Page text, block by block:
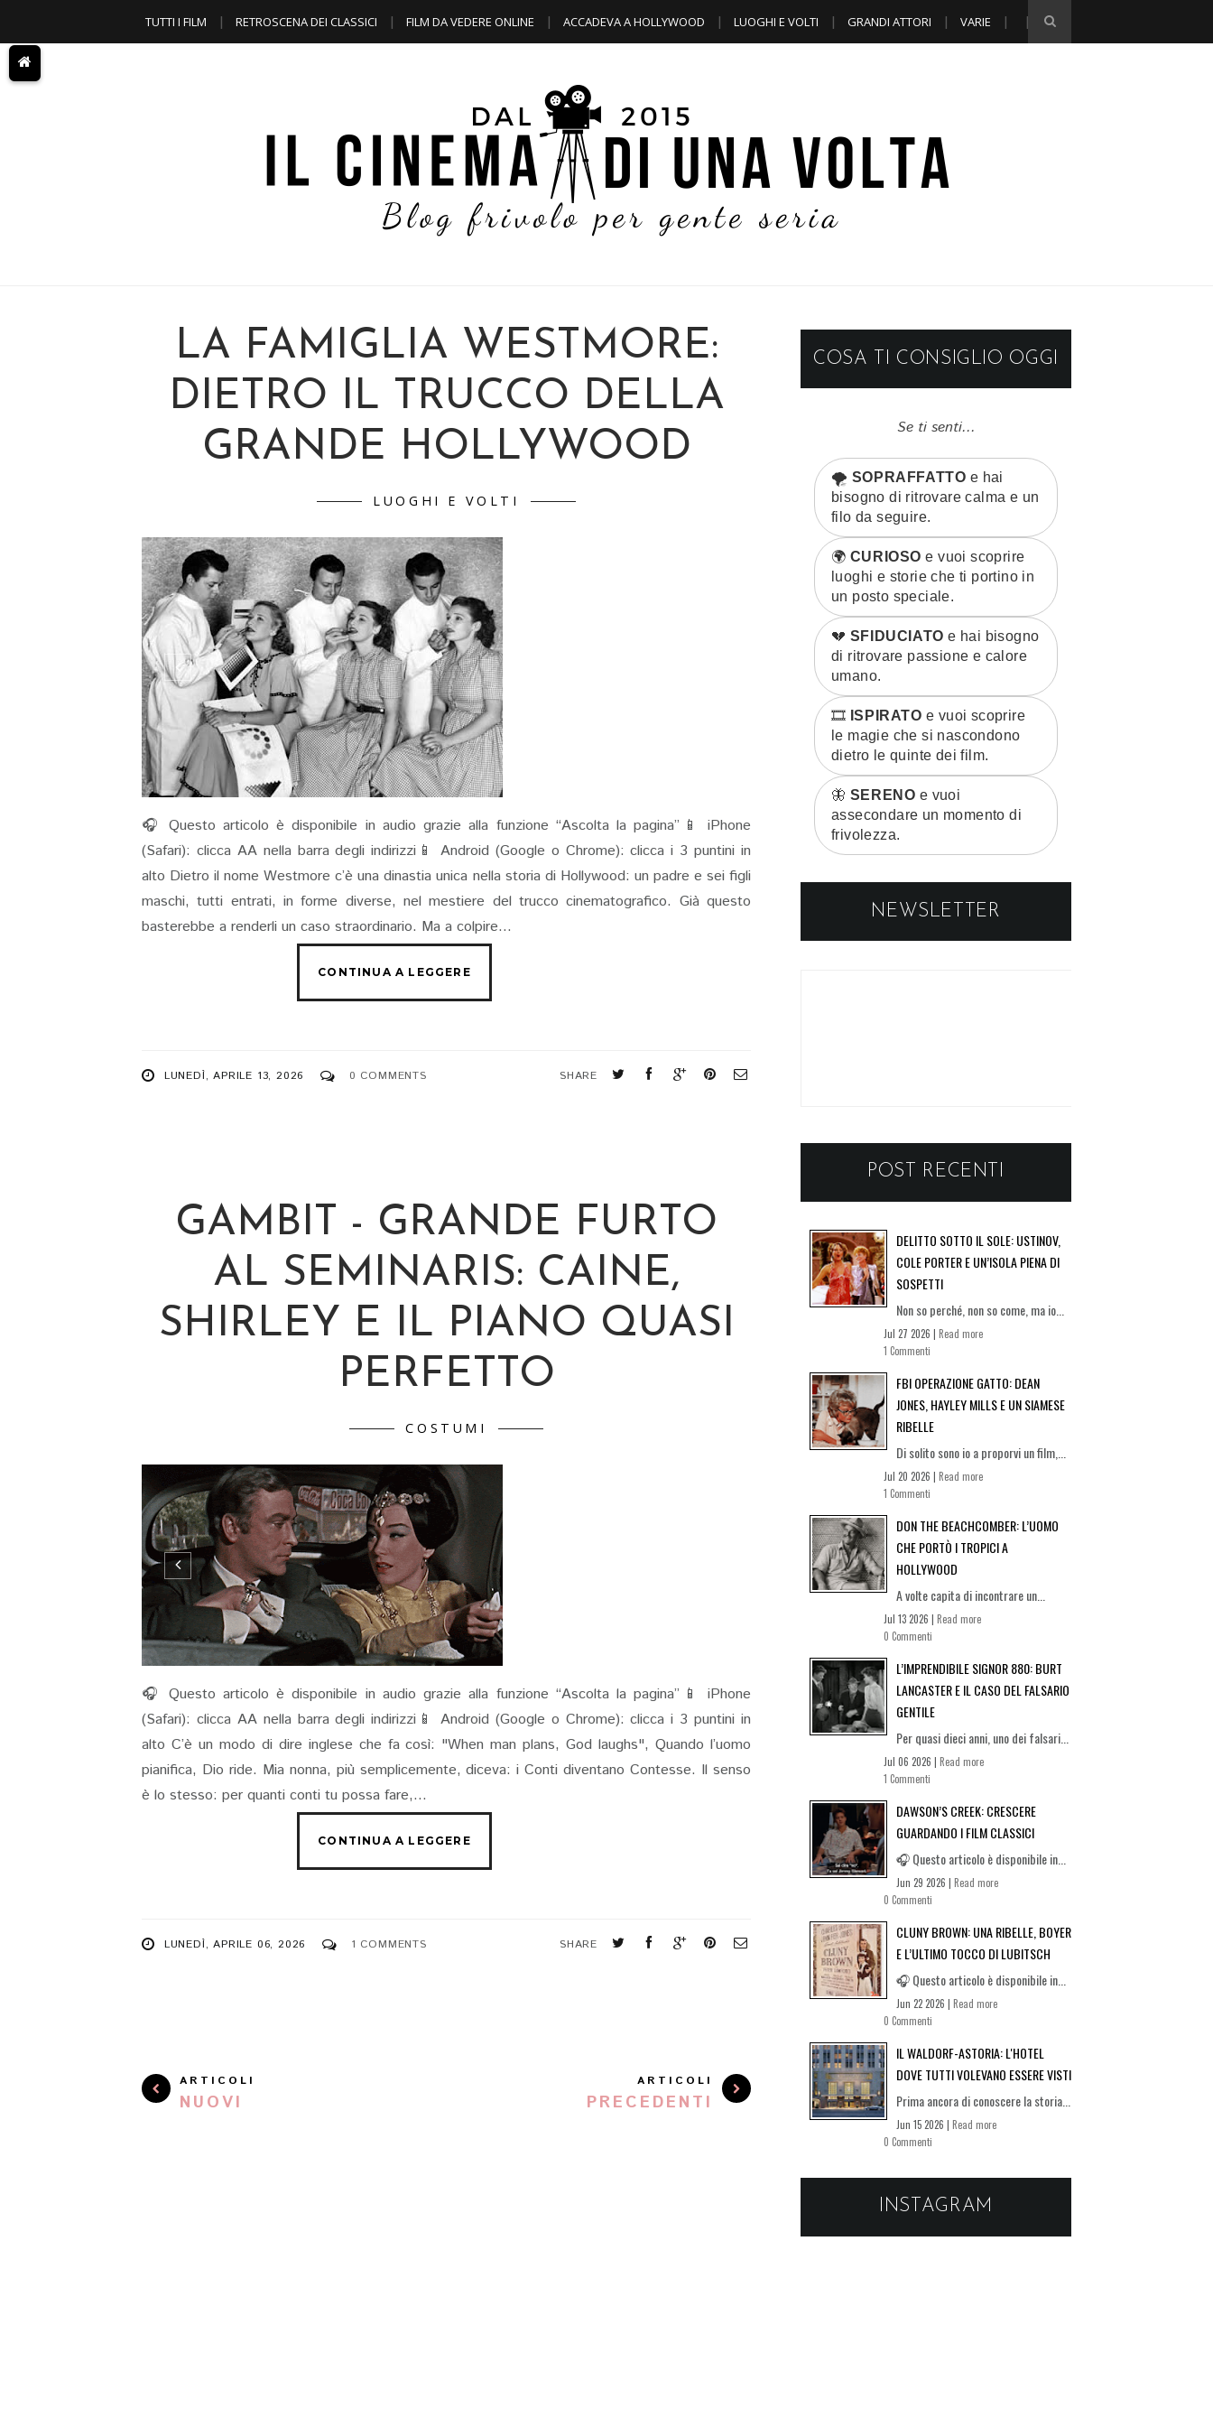
TUTTI I FILM RETROSCENA DEI CLASSICI FILM DA VEDERE ONLINE ACCADEVA A HOLLYWOOD LUOGHI E VOLTI GRANDI ATTORI VARIE
LA FAMIGLIA WESTMORE:
DIETRO IL TRUCCO DELLA
GRANDE HOLLYWOOD
LUOGHI E VOLTI
🎧 Questo articolo è disponibile in audio grazie alla funzione “Ascolta la pagina”📱 iPhone
(Safari): clicca AA nella barra degli indirizzi📱 Android (Google o Chrome): clicca i 3 puntini in
alto Dietro il nome Westmore c’è una dinastia unica nella storia di Hollywood: un padre e sei figli
maschi, tutti entrati, in forme diverse, nel mestiere del trucco cinematografico. Già questo
basterebbe a renderli un caso straordinario. Ma a colpire...
LUNEDÌ, APRILE 13, 2026 0 COMMENTS SHARE
GAMBIT - GRANDE FURTO
AL SEMINARIS: CAINE,
SHIRLEY E IL PIANO QUASI
PERFETTO
COSTUMI
🎧 Questo articolo è disponibile in audio grazie alla funzione “Ascolta la pagina”📱 iPhone
(Safari): clicca AA nella barra degli indirizzi📱 Android (Google o Chrome): clicca i 3 puntini in
alto C’è un modo di dire inglese che fa così: "When man plans, God laughs", Quando l’uomo
pianifica, Dio ride. Mia nonna, più semplicemente, diceva: i Conti diventano Contesse. Il senso
è lo stesso: per quanti conti tu possa fare,...
LUNEDÌ, APRILE 06, 2026 1 COMMENTS SHARE
ARTICOLI
NUOVI
ARTICOLI
PRECEDENTI
COSA TI CONSIGLIO OGGI
Se ti senti...
🌪️ SOPRAFFATTO e hai
bisogno di ritrovare calma e un
filo da seguire.
🌍 CURIOSO e vuoi scoprire
luoghi e storie che ti portino in
un posto speciale.
💔 SFIDUCIATO e hai bisogno
di ritrovare passione e calore
umano.
🎞️ ISPIRATO e vuoi scoprire
le magie che si nascondono
dietro le quinte dei film.
🦋 SERENO e vuoi
assecondare un momento di
frivolezza.
NEWSLETTER
POST RECENTI
DELITTO SOTTO IL SOLE: USTINOV,
COLE PORTER E UN’ISOLA PIENA DI
SOSPETTI
Non so perché, non so come, ma io...
Jul 27 2026 | Read more
1 Commenti
FBI OPERAZIONE GATTO: DEAN
JONES, HAYLEY MILLS E UN SIAMESE
RIBELLE
Di solito sono io a proporvi un film,...
Jul 20 2026 | Read more
1 Commenti
DON THE BEACHCOMBER: L’UOMO
CHE PORTÒ I TROPICI A
HOLLYWOOD
A volte capita di incontrare un...
Jul 13 2026 | Read more
0 Commenti
L’IMPRENDIBILE SIGNOR 880: BURT
LANCASTER E IL CASO DEL FALSARIO
GENTILE
Per quasi dieci anni, uno dei falsari...
Jul 06 2026 | Read more
1 Commenti
DAWSON’S CREEK: CRESCERE
GUARDANDO I FILM CLASSICI
🎧 Questo articolo è disponibile in...
Jun 29 2026 | Read more
0 Commenti
CLUNY BROWN: UNA RIBELLE, BOYER
E L’ULTIMO TOCCO DI LUBITSCH
🎧 Questo articolo è disponibile in...
Jun 22 2026 | Read more
0 Commenti
IL WALDORF-ASTORIA: L'HOTEL
DOVE TUTTI VOLEVANO ESSERE VISTI
Prima ancora di conoscere la storia...
Jun 15 2026 | Read more
0 Commenti
INSTAGRAM